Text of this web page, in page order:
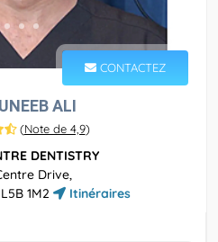
CONTACTEZ
ALI
(Note de 4,9)
DENTISTRY
Drive,
1M2
Itinéraires